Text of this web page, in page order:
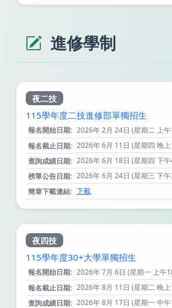
進修學制
夜二技
115學年度二技進修部單獨招生
報名開始日期: 2026年 2月 24日 (星期二 上
報名截止日期: 2026年 6月 11日 (星期四 晚
查詢成績日期: 2026年 6月 18日 (星期四 下
榜單公告日期: 2026年 6月 24日 (星期三 下
簡章下載連結: 下載
夜四技
115學年度30+大學單獨招生
報名開始日期: 2026年 7月 6日 (星期一 上午
報名截止日期: 2026年 8月 11日 (星期二 晚
查詢成績日期: 2026年 8月 17日 (星期一 中